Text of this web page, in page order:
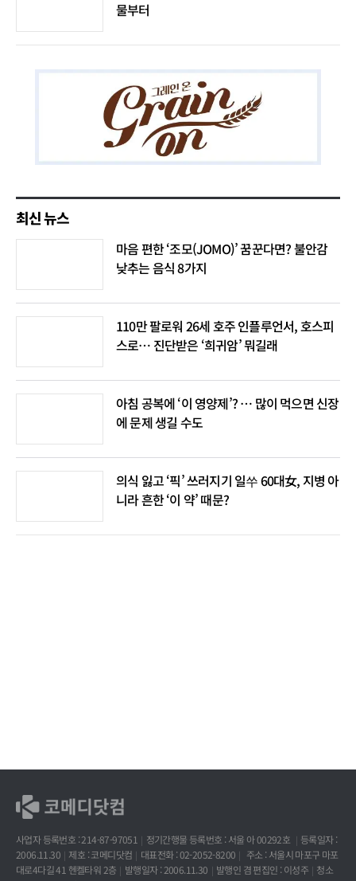
물부터
최신 뉴스
마음 편한 ‘조모(JOMO)’ 꿈꾼다면? 불안감
낮추는 음식 8가지
110만 팔로워 26세 호주 인플루언서, 호스피
스로… 진단받은 ‘희귀암’ 뭐길래
아침 공복에 ‘이 영양제’? … 많이 먹으면 신장
에 문제 생길 수도
의식 잃고 ‘픽’ 쓰러지기 일쑤 60대女, 지병 아
니라 흔한 ‘이 약’ 때문?
사업자 등록번호 : 214-87-97051 정기간행물 등록번호 : 서울 아 00292호
등록일자 :
2006.11.30
제호 : 코메디닷컴 대표전화 : 02-2052-8200
주소 : 서울시 마포구 마포
대로4다길 41 헨켈타워 2층
발행일자 : 2006.11.30 발행인 겸 편집인 : 이성주
청소